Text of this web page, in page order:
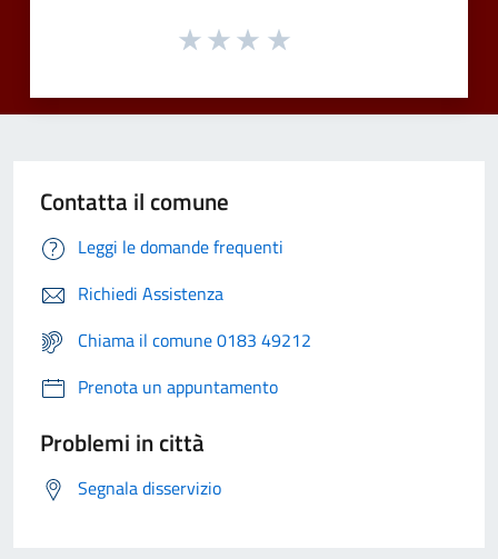
Contatta il comune
Leggi le domande frequenti
Richiedi Assistenza
Chiama il comune 0183 49212
Prenota un appuntamento
Problemi in città
Segnala disservizio